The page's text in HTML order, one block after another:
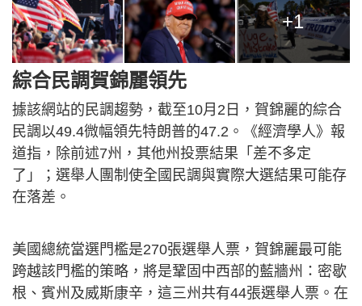
+1
綜合民調賀錦麗領先
據該網站的民調趨勢，截至10月2日，賀錦麗的綜合
民調以49.4微幅領先特朗普的47.2。《經濟學人》報
道指，除前述7州，其他州投票結果「差不多定
了」；選舉人團制使全國民調與實際大選結果可能存
在落差。
美國總統當選門檻是270張選舉人票，賀錦麗最可能
跨越該門檻的策略，將是鞏固中西部的藍牆州：密歇
根、賓州及威斯康辛，這三州共有44張選舉人票。在